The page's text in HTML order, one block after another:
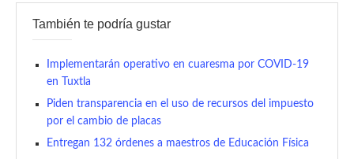
También te podría gustar
Implementarán operativo en cuaresma por COVID-19
en Tuxtla
Piden transparencia en el uso de recursos del impuesto
por el cambio de placas
Entregan 132 órdenes a maestros de Educación Física